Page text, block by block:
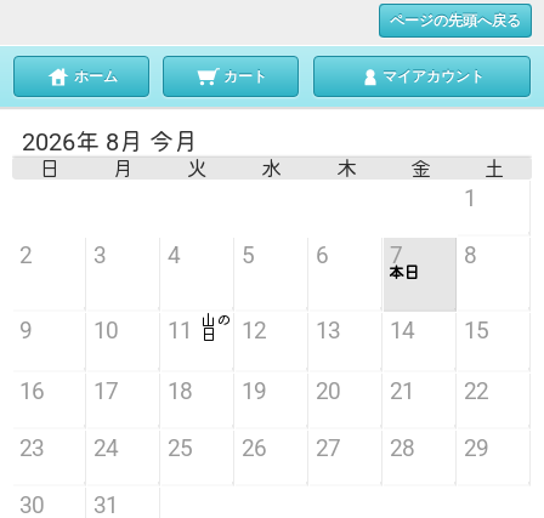
ページの先頭へ戻る
ホーム カート マイアカウント